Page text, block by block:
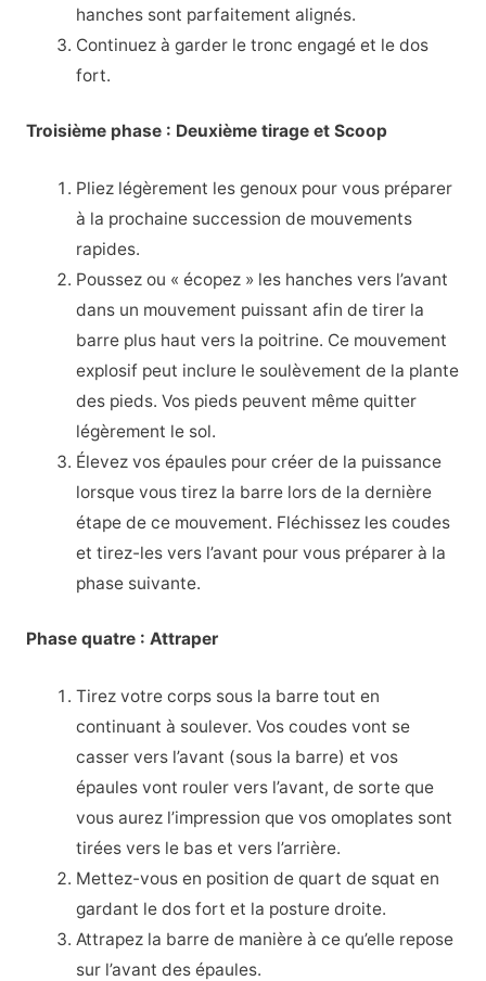
hanches sont parfaitement alignés.
Continuez à garder le tronc engagé et le dos
fort.
Troisième phase : Deuxième tirage et Scoop
Pliez légèrement les genoux pour vous préparer
à la prochaine succession de mouvements
rapides.
Poussez ou « écopez » les hanches vers l’avant
dans un mouvement puissant afin de tirer la
barre plus haut vers la poitrine. Ce mouvement
explosif peut inclure le soulèvement de la plante
des pieds. Vos pieds peuvent même quitter
légèrement le sol.
Élevez vos épaules pour créer de la puissance
lorsque vous tirez la barre lors de la dernière
étape de ce mouvement. Fléchissez les coudes
et tirez-les vers l’avant pour vous préparer à la
phase suivante.
Phase quatre : Attraper
Tirez votre corps sous la barre tout en
continuant à soulever. Vos coudes vont se
casser vers l’avant (sous la barre) et vos
épaules vont rouler vers l’avant, de sorte que
vous aurez l’impression que vos omoplates sont
tirées vers le bas et vers l’arrière.
Mettez-vous en position de quart de squat en
gardant le dos fort et la posture droite.
Attrapez la barre de manière à ce qu’elle repose
sur l’avant des épaules.